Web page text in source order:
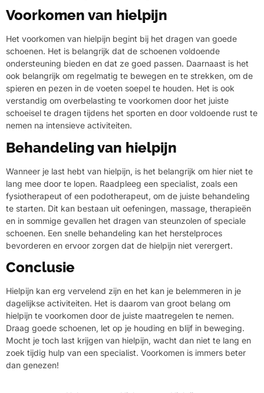
Voorkomen van hielpijn
Het voorkomen van hielpijn begint bij het dragen van goede
schoenen. Het is belangrijk dat de schoenen voldoende
ondersteuning bieden en dat ze goed passen. Daarnaast is het
ook belangrijk om regelmatig te bewegen en te strekken, om de
spieren en pezen in de voeten soepel te houden. Het is ook
verstandig om overbelasting te voorkomen door het juiste
schoeisel te dragen tijdens het sporten en door voldoende rust te
nemen na intensieve activiteiten.
Behandeling van hielpijn
Wanneer je last hebt van hielpijn, is het belangrijk om hier niet te
lang mee door te lopen. Raadpleeg een specialist, zoals een
fysiotherapeut of een podotherapeut, om de juiste behandeling
te starten. Dit kan bestaan uit oefeningen, massage, therapieën
en in sommige gevallen het dragen van steunzolen of speciale
schoenen. Een snelle behandeling kan het herstelproces
bevorderen en ervoor zorgen dat de hielpijn niet verergert.
Conclusie
Hielpijn kan erg vervelend zijn en het kan je belemmeren in je
dagelijkse activiteiten. Het is daarom van groot belang om
hielpijn te voorkomen door de juiste maatregelen te nemen.
Draag goede schoenen, let op je houding en blijf in beweging.
Mocht je toch last krijgen van hielpijn, wacht dan niet te lang en
zoek tijdig hulp van een specialist. Voorkomen is immers beter
dan genezen!